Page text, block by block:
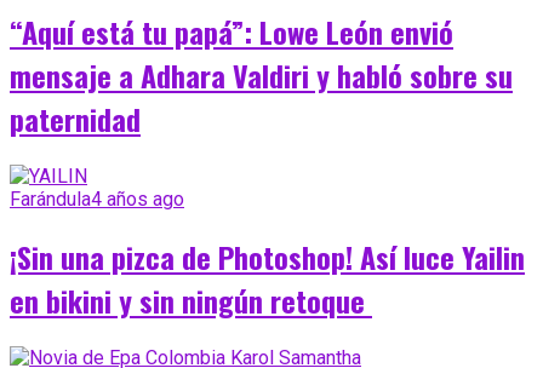
“Aquí está tu papá”: Lowe León envió
mensaje a Adhara Valdiri y habló sobre su
paternidad
Farándula4 años ago
¡Sin una pizca de Photoshop! Así luce Yailin
en bikini y sin ningún retoque